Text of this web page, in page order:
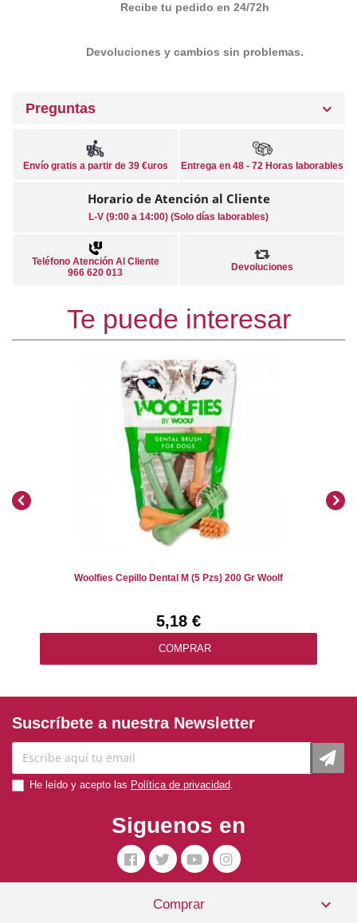
Recibe tu pedido en 24/72h
Devoluciones y cambios sin problemas.
Preguntas
Envío gratis a partir de 39 €uros Entrega en 48 - 72 Horas laborables
Horario de Atención al Cliente
L-V (9:00 a 14:00) (Solo días laborables)
Teléfono Atención Al Cliente
966 620 013
Devoluciones
Te puede interesar
Woolfies Cepillo Dental M (5 Pzs) 200 Gr Woolf
5,18 €
COMPRAR
Snack Dental Perro Pequeño 170 Gr. Grain Free Greenies
Suscríbete a nuestra Newsletter
He leído y acepto las Política de privacidad
Siguenos en
Comprar 